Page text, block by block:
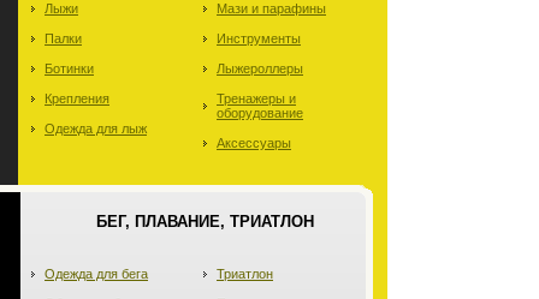
Лыжи
Палки
Ботинки
Крепления
Одежда для лыж
Мази и парафины
Инструменты
Лыжероллеры
Тренажеры и
оборудование
Аксессуары
БЕГ, ПЛАВАНИЕ, ТРИАТЛОН
Одежда для бега Триатлон